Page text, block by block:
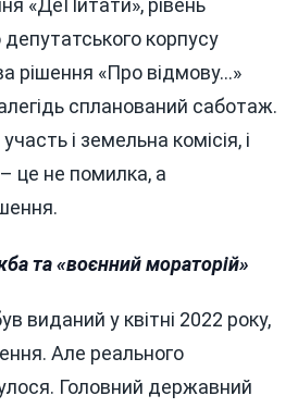
«ДеПитати», рівень
депутатського корпусу
рішення «Про відмову…»
спланований саботаж.
і земельна комісія, і
це не помилка, а
та «воєнний мораторій»
виданий у квітні 2022 року,
Але реального
Головний державний